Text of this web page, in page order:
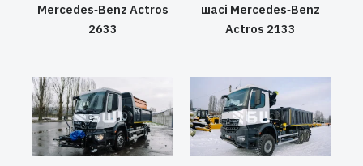
Mercedes‑Benz Actros
2633
шасі Mercedes‑Benz
Actros 2133